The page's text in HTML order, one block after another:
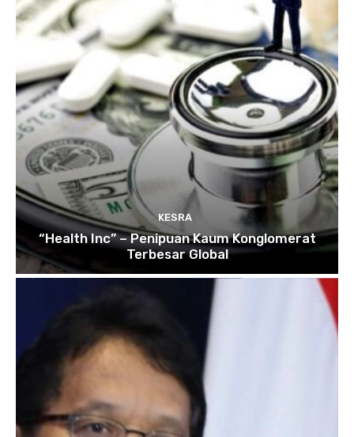
KESRA
“Health Inc” – Penipuan Kaum Konglomerat
Terbesar Global